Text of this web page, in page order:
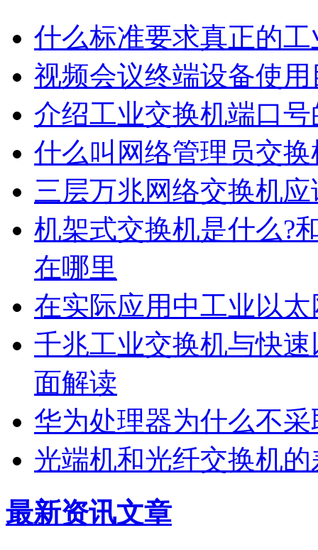
什么标准要求真正的
视频会议终端设备使
介绍工业交换机端口
什么叫网络管理员交换
三层万兆网络交换机
机架式交换机是什么?
在哪里
在实际应用中工业以
千兆工业交换机与快
面解读
华为处理器为什么不
光端机和光纤交换机
最新资讯文章